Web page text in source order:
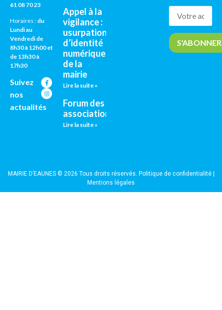
61 08 70 23
Horaires : du
Lundi au
Vendredi de
8h30 à 12h00 et
de 13h30 à
17h30
Suivez
nos
actualités
Appel à la
vigilance :
usurpation
d’identité
numérique
de la
mairie
Lire la suite »
Forum des
associations
Lire la suite »
MAIRIE D’EAUNES © 2026 Tous droits réservés. Politique de confidentialité|
Mentions légales